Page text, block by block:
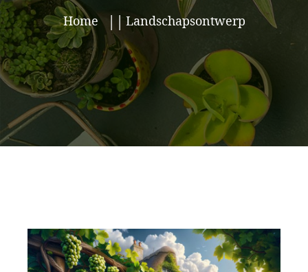
Home Landschapsontwerp